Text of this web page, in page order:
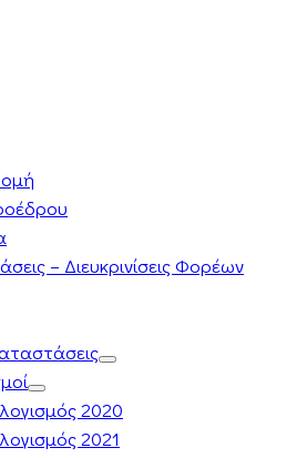
– Διευκρινίσεις Φορέων
2020
2021